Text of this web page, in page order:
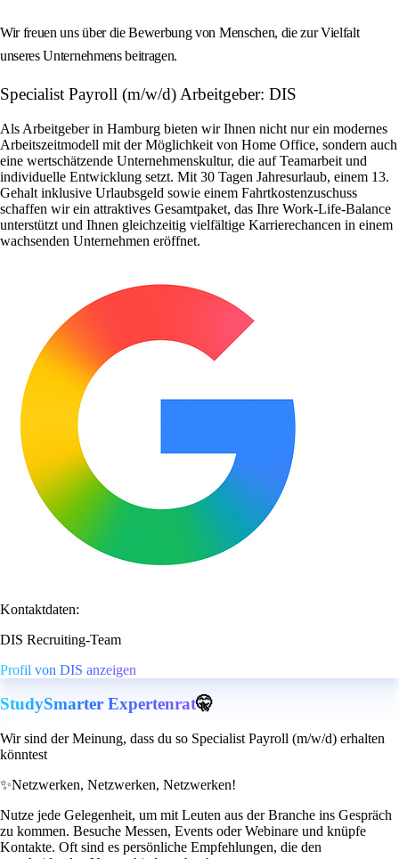
Wir freuen uns über die Bewerbung von Menschen, die zur Vielfalt
unseres Unternehmens beitragen.
Specialist Payroll (m/w/d) Arbeitgeber: DIS
Als Arbeitgeber in Hamburg bieten wir Ihnen nicht nur ein modernes
Arbeitszeitmodell mit der Möglichkeit von Home Office, sondern auch
eine wertschätzende Unternehmenskultur, die auf Teamarbeit und
individuelle Entwicklung setzt. Mit 30 Tagen Jahresurlaub, einem 13.
Gehalt inklusive Urlaubsgeld sowie einem Fahrtkostenzuschuss
schaffen wir ein attraktives Gesamtpaket, das Ihre Work-Life-Balance
unterstützt und Ihnen gleichzeitig vielfältige Karrierechancen in einem
wachsenden Unternehmen eröffnet.
Kontaktdaten:
DIS Recruiting-Team
Profil von DIS anzeigen
StudySmarter Expertenrat🤫
Wir sind der Meinung, dass du so Specialist Payroll (m/w/d) erhalten
könntest
✨Netzwerken, Netzwerken, Netzwerken!
Nutze jede Gelegenheit, um mit Leuten aus der Branche ins Gespräch
zu kommen. Besuche Messen, Events oder Webinare und knüpfe
Kontakte. Oft sind es persönliche Empfehlungen, die den